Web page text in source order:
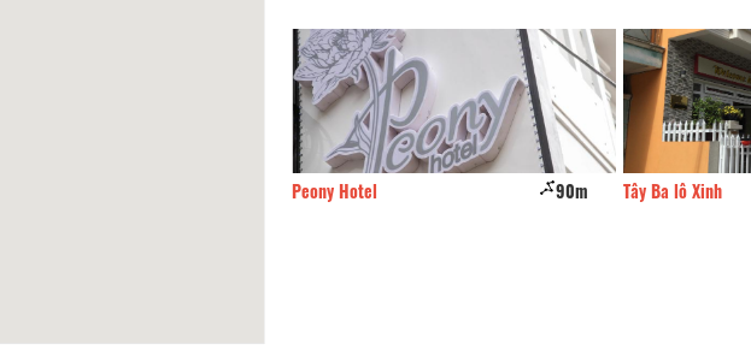
Peony Hotel 90m Tây Ba lô Xinh